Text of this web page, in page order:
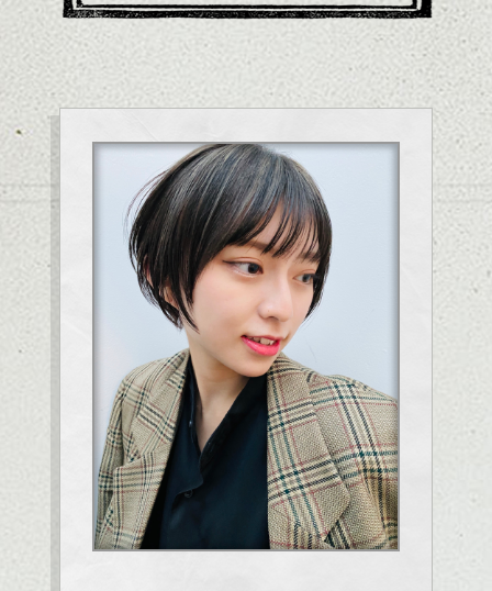
ナチュラルなベージュカラー等をプラスして透明感を表現すると更
に軽さのある雰囲気になります。
やや短めの前髪でポイントをつくると◎
顔まわりにメリハリがついて雰囲気を出しやすくなりますよ。
スタイリングも簡単でオイル、ワックスを全体になじませて質感を
ストレートアイロンをさっととおすのも良いです。
少しクセがある方は質感調整のストレートパーマで髪質改善するの
これからのスタイルチェンジの事、おすすめヘアーの事も
是非ご相談してください。